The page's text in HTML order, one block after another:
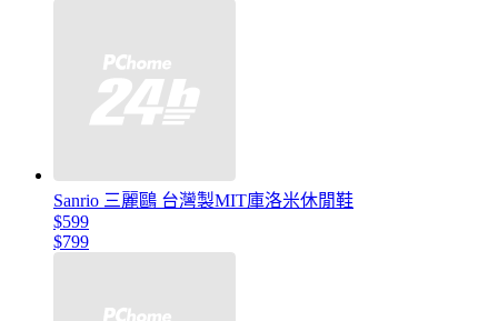
Sanrio 三麗鷗 台灣製MIT庫洛米休閒鞋
$599
$799